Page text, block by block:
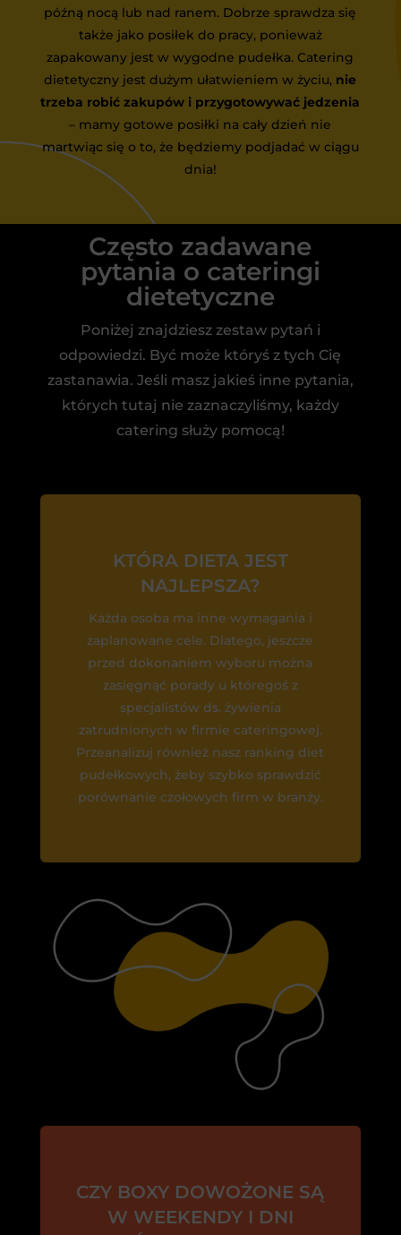
późną nocą lub nad ranem. Dobrze sprawdza się
także jako posiłek do pracy, ponieważ
zapakowany jest w wygodne pudełka. Catering
dietetyczny jest dużym ułatwieniem w życiu, nie
trzeba robić zakupów i przygotowywać jedzenia
– mamy gotowe posiłki na cały dzień nie
martwiąc się o to, że będziemy podjadać w ciągu
dnia!
Często zadawane
pytania o cateringi
dietetyczne
Poniżej znajdziesz zestaw pytań i
odpowiedzi. Być może któryś z tych Cię
zastanawia. Jeśli masz jakieś inne pytania,
których tutaj nie zaznaczyliśmy, każdy
catering służy pomocą!
KTÓRA DIETA JEST
NAJLEPSZA?
Każda osoba ma inne wymagania i
zaplanowane cele. Dlatego, jeszcze
przed dokonaniem wyboru można
zasięgnąć porady u któregoś z
specjalistów ds. żywienia
zatrudnionych w firmie cateringowej.
Przeanalizuj również nasz ranking diet
pudełkowych, żeby szybko sprawdzić
porównanie czołowych firm w branży.
CZY BOXY DOWOŻONE SĄ
W WEEKENDY I DNI